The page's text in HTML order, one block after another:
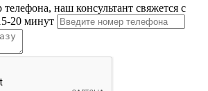
наш консультант свяжется с
20 минут